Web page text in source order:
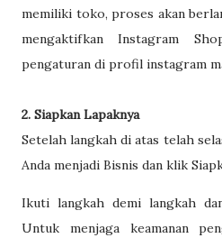
memiliki toko, proses akan
mengaktifkan Instagram
pengaturan di profil instagram
2. Siapkan Lapaknya
Setelah langkah di atas telah
Anda menjadi Bisnis dan klik
Ikuti langkah demi langkah
Untuk menjaga keamanan